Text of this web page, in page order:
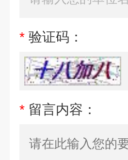
* 验证码：
* 留言内容：